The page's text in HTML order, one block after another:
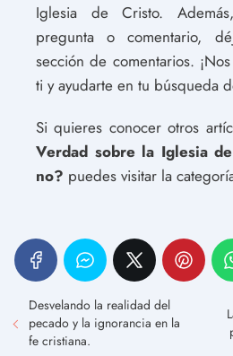
Iglesia de Cristo.
pregunta o comentario,
sección de comentarios.
ti y ayudarte en tu búsqueda
Si quieres conocer otros
Verdad sobre la Iglesia
no? puedes visitar la
Desvelando la realidad del
pecado y la ignorancia en la
fe cristiana.